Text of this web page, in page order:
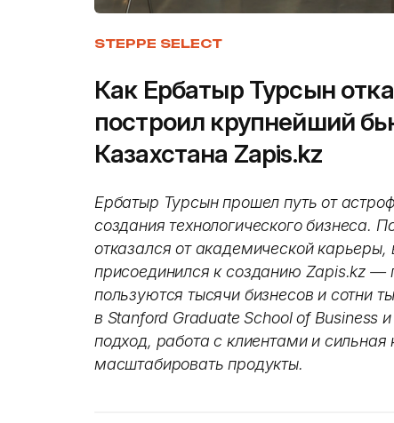
STEPPE SELECT
Как Ербатыр Турсын
построил крупнейший
Казахстана Zapis.kz
Ербатыр Турсын прошел путь от
создания технологического бизнеса.
отказался от академической карьеры,
присоединился к созданию Zapis.kz —
пользуются тысячи бизнесов и сотни
в Stanford Graduate School of Business
подход, работа с клиентами и
масштабировать продукты.